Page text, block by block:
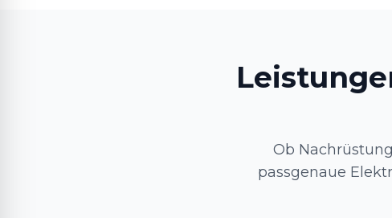
Ob
passgenaue